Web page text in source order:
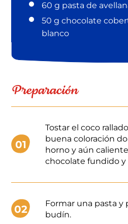
60 g pasta de
50 g chocolate
blanco
Preparación
01
Tostar el coco
buena coloración
horno y aún
chocolate fundido y
02
Formar una pasta y
budín.